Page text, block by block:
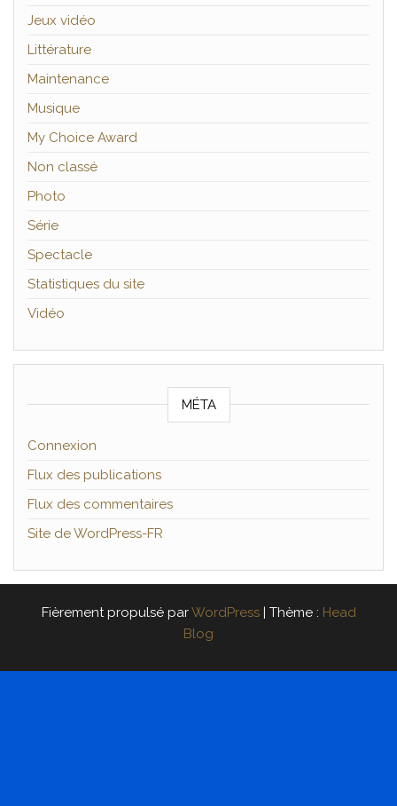
Jeux vidéo
Littérature
Maintenance
Musique
My Choice Award
Non classé
Photo
Série
Spectacle
Statistiques du site
Vidéo
MÉTA
Connexion
Flux des publications
Flux des commentaires
Site de WordPress-FR
Fièrement propulsé parWordPress | Thème : Head
Blog